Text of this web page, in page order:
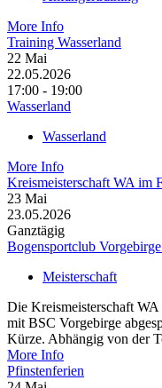
More Info
Training Wasserland
22 Mai
22.05.2026
17:00 - 19:00
Wasserland
Wasserland
More Info
Kreismeisterschaft WA im
23 Mai
23.05.2026
Ganztägig
Bogensportclub
Meisterschaft
Die Kreismeisterschaft
mit BSC Vorgebirge
Kürze. Abhängig von der
More Info
Pfinstenferien